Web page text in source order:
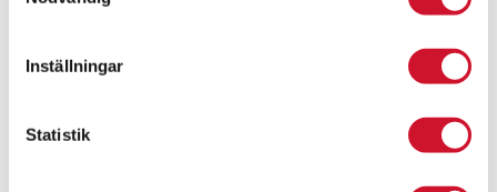
Inställningar
Statistik